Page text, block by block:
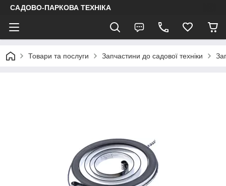
САДОВО-ПАРКОВА ТЕХНІКА
Товари та послуги Запчастини до садової техніки